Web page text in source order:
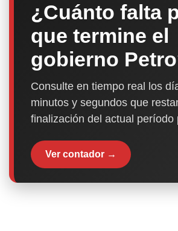
¿Cuánto falta
que termine el
gobierno
Consulte en tiempo real los
minutos y segundos que
finalización del actual período
Ver contador →